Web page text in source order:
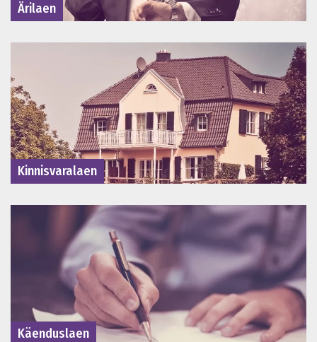
Ärilaen
Kinnisvaralaen
Käenduslaen